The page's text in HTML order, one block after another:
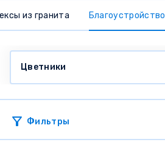
из гранита Благоустройство
Цветники
Фильтры